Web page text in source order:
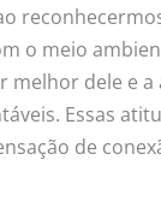
o meio
melhor dele e
Essas
de